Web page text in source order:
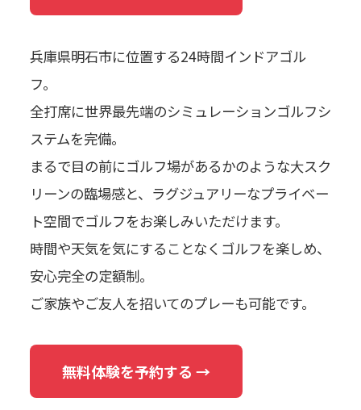
兵庫県明石市に位置する24時間インドアゴル
フ。
全打席に世界最先端のシミュレーションゴルフシ
ステムを完備。
まるで目の前にゴルフ場があるかのような大スク
リーンの臨場感と、ラグジュアリーなプライベー
ト空間でゴルフをお楽しみいただけます。
時間や天気を気にすることなくゴルフを楽しめ、
安心完全の定額制。
ご家族やご友人を招いてのプレーも可能です。
無料体験を予約する →